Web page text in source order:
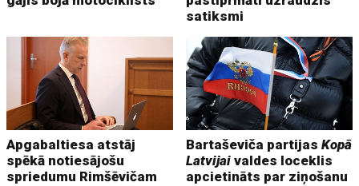
satiksmi
Apgabaltiesa atstāj
spēkā notiesājošu
spriedumu Rimšēvičam
Bartaševiča partijasKopā
Latvijai valdes loceklis
apcietināts par ziņošanu